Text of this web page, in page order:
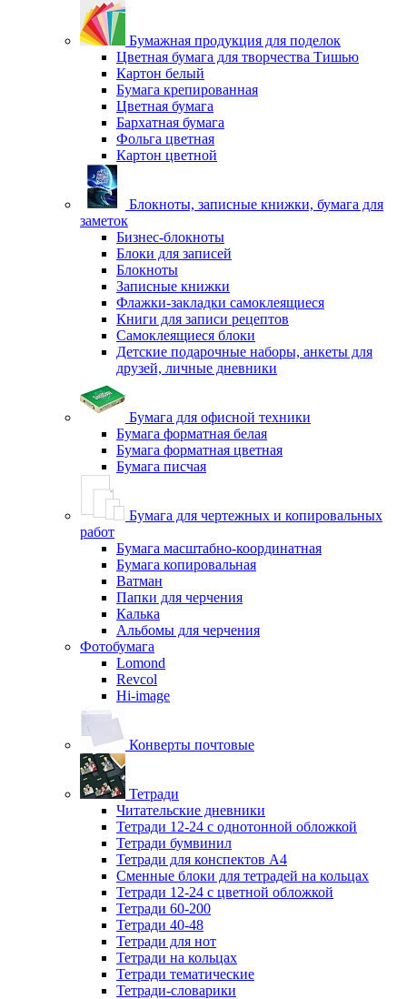
Бумажная продукция для поделок
Цветная бумага для творчества Тишью
Картон белый
Бумага крепированная
Цветная бумага
Бархатная бумага
Фольга цветная
Картон цветной
Блокноты, записные книжки, бумага для
заметок
Бизнес-блокноты
Блоки для записей
Блокноты
Записные книжки
Флажки-закладки самоклеящиеся
Книги для записи рецептов
Самоклеящиеся блоки
Детские подарочные наборы, анкеты для
друзей, личные дневники
Бумага для офисной техники
Бумага форматная белая
Бумага форматная цветная
Бумага писчая
Бумага для чертежных и копировальных
работ
Бумага масштабно-координатная
Бумага копировальная
Ватман
Папки для черчения
Калька
Альбомы для черчения
Фотобумага
Lomond
Revcol
Hi-image
Конверты почтовые
Тетради
Читательские дневники
Тетради 12-24 с однотонной обложкой
Тетради бумвинил
Тетради для конспектов А4
Сменные блоки для тетрадей на кольцах
Тетради 12-24 с цветной обложкой
Тетради 60-200
Тетради 40-48
Тетради для нот
Тетради на кольцах
Тетради тематические
Тетради-словарики